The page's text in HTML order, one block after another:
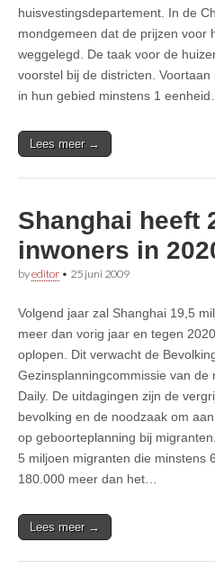
huisvestingsdepartement. In de
mondgemeen dat de prijzen voor
weggelegd. De taak voor de
voorstel bij de districten.
in hun gebied minstens 1 eenheid…
Lees meer →
Shanghai heeft
inwoners in
byeditor • 25 juni 2009
Volgend jaar zal Shanghai 19,5
meer dan vorig jaar en tegen
oplopen. Dit verwacht de
Gezinsplanningcommissie van
Daily. De uitdagingen zijn de
bevolking en de noodzaak om
op geboorteplanning bij
5 miljoen migranten die minstens
180.000 meer dan het…
Lees meer →